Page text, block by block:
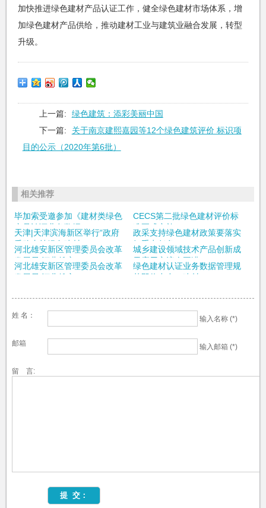
加快推进绿色建材产品认证工作，健全绿色建材市场体系，增
加绿色建材产品供给，推动建材工业与建筑业融合发展，转型
升级。
上一篇:
绿色建筑：添彩美丽中国
下一篇:
关于南京建熙嘉园等12个绿色建筑评价 标识项
目的公示（2020年第6批）
相关推荐
毕加索受邀参加《建材类绿色
产品认证业务数据...
CECS第二批绿色建材评价标
准正式实施
天津|天津滨海新区举行“政府
采购支持绿色建材...
政采支持绿色建材政策要落实
好重点任务​
河北雄安新区管理委员会改革
发展局 河北雄安...
城乡建设领域技术产品创新成
果应用交流会圆满...
河北雄安新区管理委员会改革
发展局 河北雄安...
绿色建材认证业务数据管理规
范即将出台，建材...
姓 名： 输入名称 (*)
邮箱 输入邮箱 (*)
留 言: